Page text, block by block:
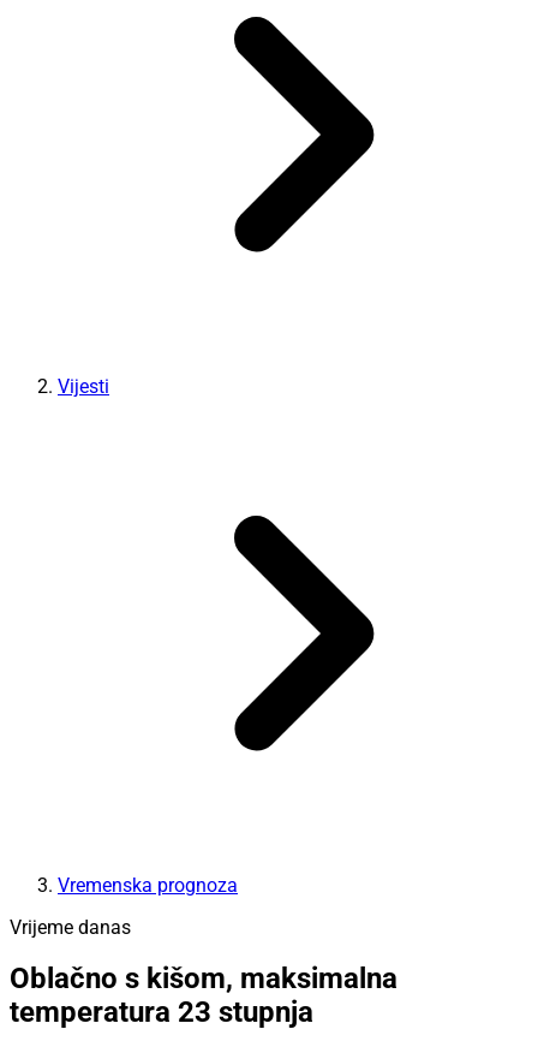
Vijesti
Vremenska prognoza
Vrijeme danas
Oblačno s kišom, maksimalna
temperatura 23 stupnja